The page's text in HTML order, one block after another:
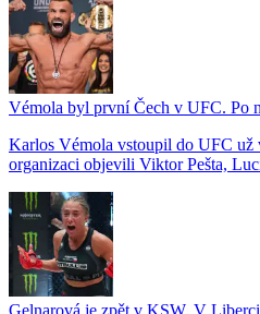
Vémola byl první Čech v UFC. Po
Karlos Vémola vstoupil do UFC už
organizaci objevili Viktor Pešta,
Gelnarová je zpět v KSW. V